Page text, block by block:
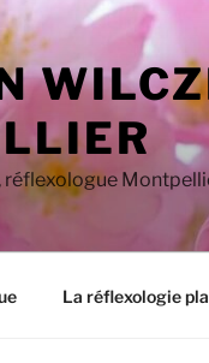
réflexologue
La réflexologie